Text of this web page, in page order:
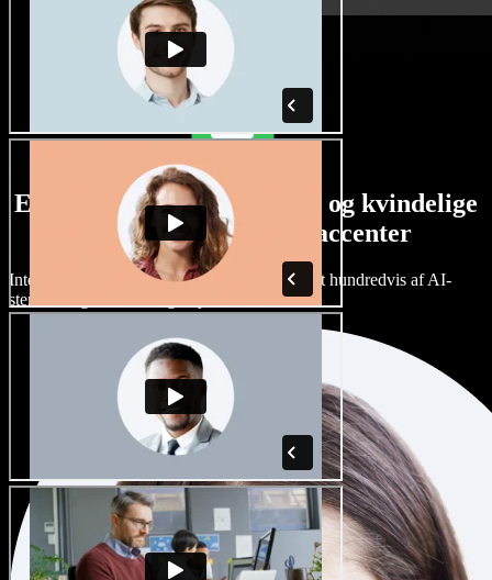
Et stort udvalg af mandlige og kvindelige
stemmer i alverdens accenter
Intet projekt behøver at lyde ens. Vælg blandt hundredvis af AI-
stemmer og accenter, og finjuster dem.